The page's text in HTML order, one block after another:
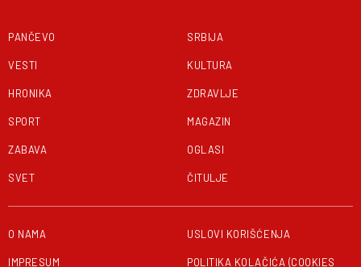
PANČEVO
VESTI
HRONIKA
SPORT
ZABAVA
SVET
SRBIJA
KULTURA
ZDRAVLJE
MAGAZIN
OGLASI
ČITULJE
O NAMA
IMPRESUM
USLOVI KORIŠĆENJA
POLITIKA KOLAČIĆA (COOKIES